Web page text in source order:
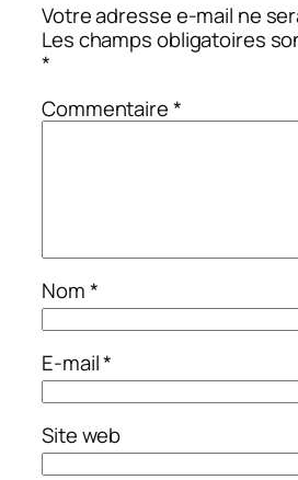
Votre adresse e-mail ne
Les champs obligatoires
*
Commentaire*
Nom*
E-mail*
Site web